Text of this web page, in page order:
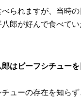
られますが、当時
郎が好んで食べて
はビーフシチュー
ューの存在を知ら